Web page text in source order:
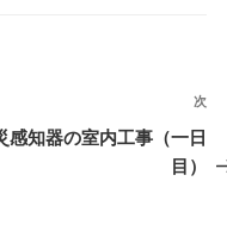
次
投
次
感知器の室内工事（一日
目）